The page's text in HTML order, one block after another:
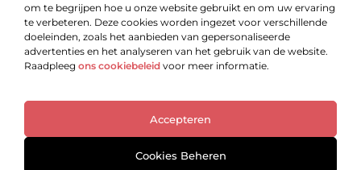
om te begrijpen hoe u onze website gebruikt en om uw ervaring
te verbeteren. Deze cookies worden ingezet voor verschillende
doeleinden, zoals het aanbieden van gepersonaliseerde
advertenties en het analyseren van het gebruik van de website.
Raadpleeg ons cookiebeleid voor meer informatie.
Accepteren
Cookies Beheren
Altijd op zoek naar nieuwe inzichten.
Lees, leer en ontdek met blogs over uiteenlopende
onderwerpen.
www.ondernemershuiszuidoost.nl